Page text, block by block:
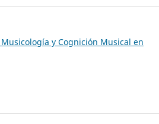
y Cognición Musical en